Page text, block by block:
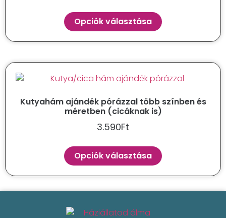
Opciók választása
Kutyahám ajándék pórázzal több színben és
méretben (cicáknak is)
3.590Ft
Opciók választása